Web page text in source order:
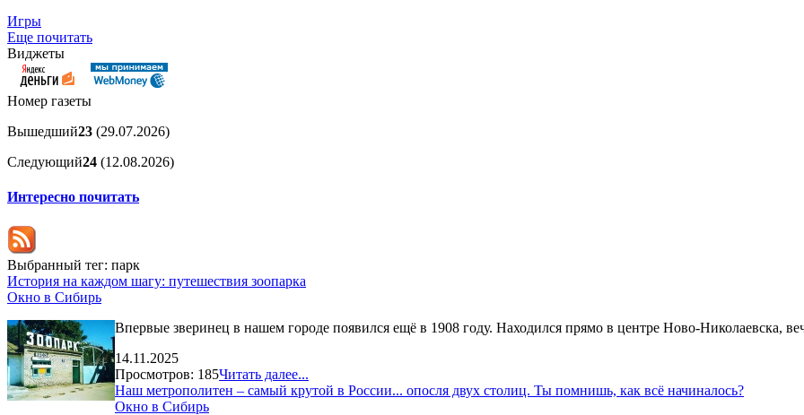
Игры
Еще почитать
Виджеты
Номер газеты
Вышедший23 (29.07.2026)
Следующий24 (12.08.2026)
Интересно почитать
Выбранный тег: парк
История на каждом шагу: путешествия зоопарка
Окно в Сибирь
Впервые зверинец в нашем городе появился ещё в 1908 году. Находился прямо в центре Ново-Николаевска,
14.11.2025
Просмотров: 185Читать далее...
Наш метрополитен – самый крутой в России... опосля двух столиц. Ты помнишь, как всё начиналось?
Окно в Сибирь